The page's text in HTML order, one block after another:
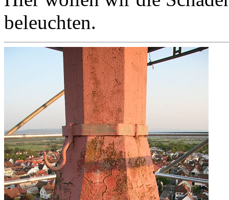
beleuchten.